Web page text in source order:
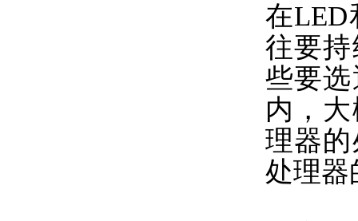
在
往要
些要
内，
理器
处理器